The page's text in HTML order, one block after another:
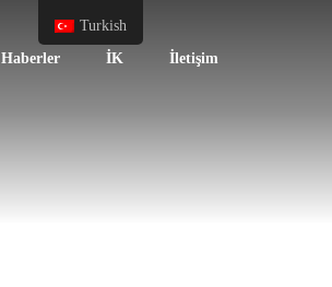
Haberler İK İletişim
Turkish